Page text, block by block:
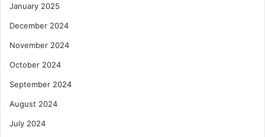
January 2025
December 2024
November 2024
October 2024
September 2024
August 2024
July 2024